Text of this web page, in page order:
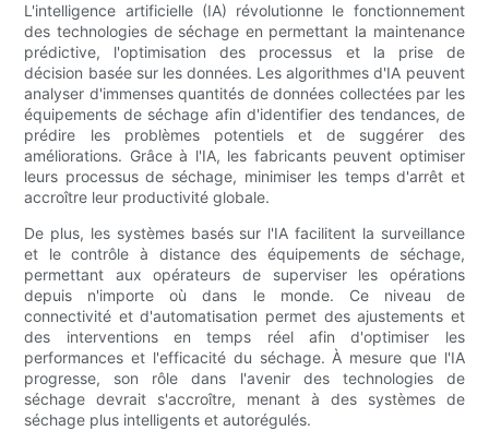
L'intelligence artificielle (IA) révolutionne le fonctionnement
des technologies de séchage en permettant la maintenance
prédictive, l'optimisation des processus et la prise de
décision basée sur les données. Les algorithmes d'IA peuvent
analyser d'immenses quantités de données collectées par les
équipements de séchage afin d'identifier des tendances, de
prédire les problèmes potentiels et de suggérer des
améliorations. Grâce à l'IA, les fabricants peuvent optimiser
leurs processus de séchage, minimiser les temps d'arrêt et
accroître leur productivité globale.
De plus, les systèmes basés sur l'IA facilitent la surveillance
et le contrôle à distance des équipements de séchage,
permettant aux opérateurs de superviser les opérations
depuis n'importe où dans le monde. Ce niveau de
connectivité et d'automatisation permet des ajustements et
des interventions en temps réel afin d'optimiser les
performances et l'efficacité du séchage. À mesure que l'IA
progresse, son rôle dans l'avenir des technologies de
séchage devrait s'accroître, menant à des systèmes de
séchage plus intelligents et autorégulés.